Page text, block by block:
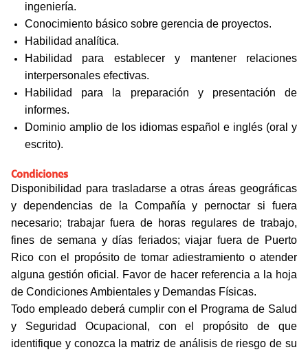
ingeniería.
Conocimiento básico sobre gerencia de proyectos.
Habilidad analítica.
Habilidad para establecer y mantener relaciones
interpersonales efectivas.
Habilidad para la preparación y presentación de
informes.
Dominio amplio de los idiomas español e inglés (oral y
escrito).
Condiciones
Disponibilidad para trasladarse a otras áreas geográficas
y dependencias de la Compañía y pernoctar si fuera
necesario; trabajar fuera de horas regulares de trabajo,
fines de semana y días feriados; viajar fuera de Puerto
Rico con el propósito de tomar adiestramiento o atender
alguna gestión oficial. Favor de hacer referencia a la hoja
de Condiciones Ambientales y Demandas Físicas.
Todo empleado deberá cumplir con el Programa de Salud
y Seguridad Ocupacional, con el propósito de que
identifique y conozca la matriz de análisis de riesgo de su